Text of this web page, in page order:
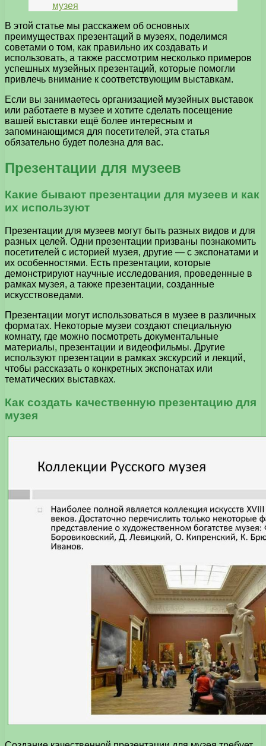
музея
В этой статье мы расскажем об основных
преимуществах презентаций в музеях, поделимся
советами о том, как правильно их создавать и
использовать, а также рассмотрим несколько примеров
успешных музейных презентаций, которые помогли
привлечь внимание к соответствующим выставкам.
Если вы занимаетесь организацией музейных выставок
или работаете в музее и хотите сделать посещение
вашей выставки ещё более интересным и
запоминающимся для посетителей, эта статья
обязательно будет полезна для вас.
Презентации для музеев
Какие бывают презентации для музеев и как
их используют
Презентации для музеев могут быть разных видов и для
разных целей. Одни презентации призваны познакомить
посетителей с историей музея, другие — с экспонатами и
их особенностями. Есть презентации, которые
демонстрируют научные исследования, проведенные в
рамках музея, а также презентации, созданные
искусствоведами.
Презентации могут использоваться в музее в различных
форматах. Некоторые музеи создают специальную
комнату, где можно посмотреть документальные
материалы, презентации и видеофильмы. Другие
используют презентации в рамках экскурсий и лекций,
чтобы рассказать о конкретных экспонатах или
тематических выставках.
Как создать качественную презентацию для
музея